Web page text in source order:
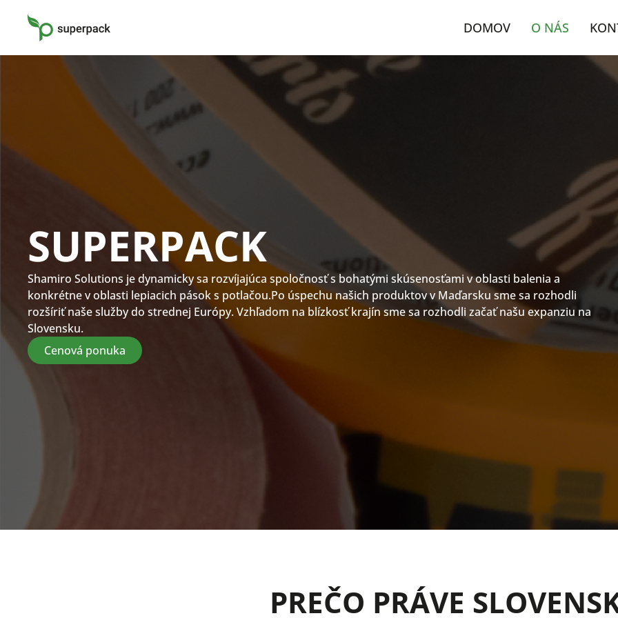
DOMOV O NÁS
SUPERPACK
Shamiro Solutions je dynamicky sa rozvíjajúca spoločnosť s bohatými skúsenosťami v oblasti balenia a
konkrétne v oblasti lepiacich pások s potlačou.Po úspechu našich produktov v Maďarsku sme sa rozhodli
rozšíriť naše služby do strednej Európy. Vzhľadom na blízkosť krajín sme sa rozhodli začať našu expanziu na
Slovensku.
Cenová ponuka
PREČO PRÁVE